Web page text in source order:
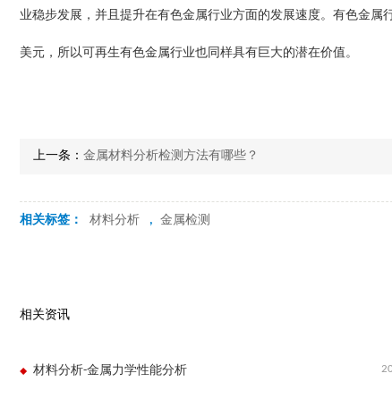
业稳步发展，并且提升在有色金属行业方面的发展速度。有色金
美元，所以可再生有色金属行业也同样具有巨大的潜在价值。
上一条： 金属材料分析检测方法有哪些？
相关标签： 材料分析 , 金属检测
相关资讯
材料分析-金属力学性能分析